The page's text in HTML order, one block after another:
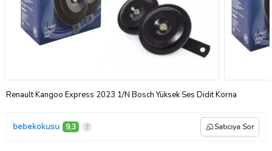
Renault Kangoo Express 2023 1/N Bosch Yüksek Ses Didit Korna
bebekokusu 9,3 Satıcıya Sor